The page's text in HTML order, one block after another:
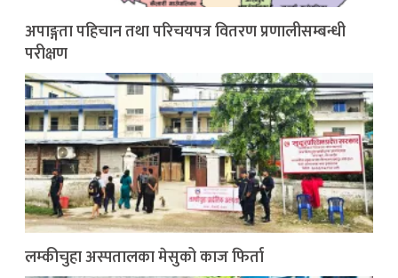
अपाङ्गता पहिचान तथा परिचयपत्र वितरण प्रणालीसम्बन्धी
परीक्षण
लम्कीचुहा अस्पतालका मेसुको काज फिर्ता